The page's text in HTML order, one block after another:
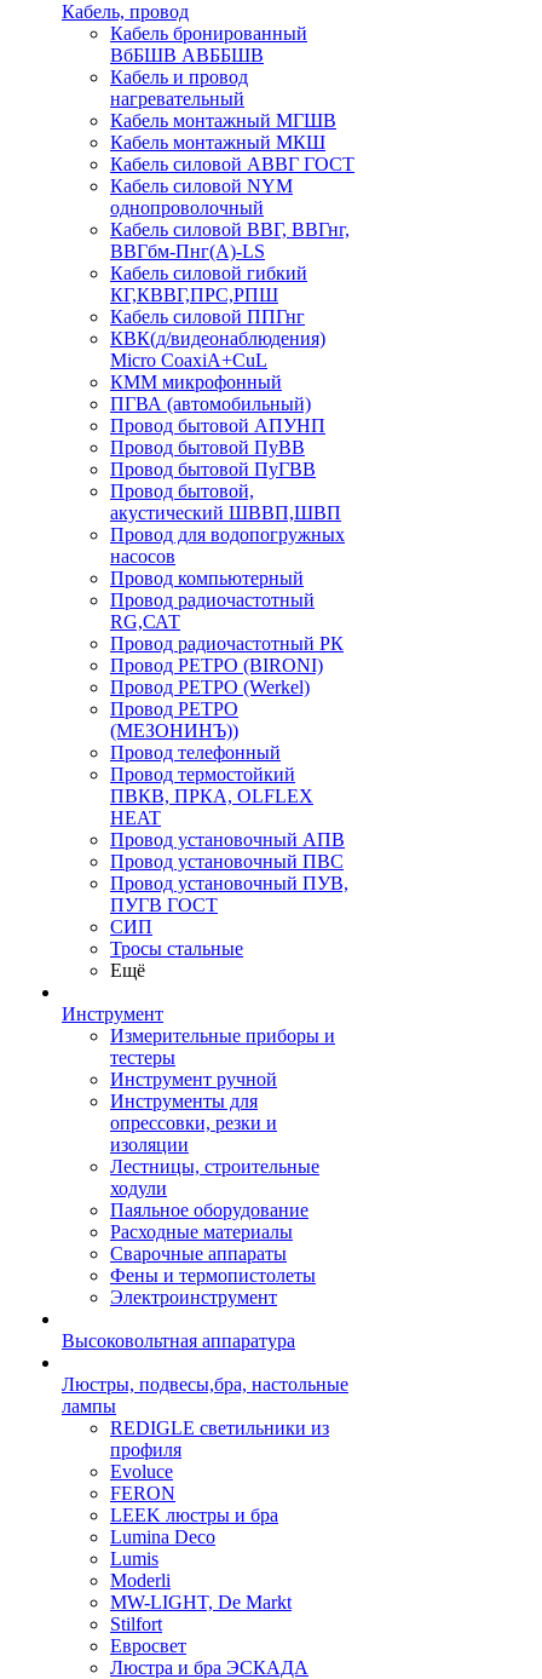
Кабель, провод
Кабель бронированный
ВбБШВ АВББШВ
Кабель и провод
нагревательный
Кабель монтажный МГШВ
Кабель монтажный МКШ
Кабель силовой АВВГ ГОСТ
Кабель силовой NYM
однопроволочный
Кабель силовой ВВГ, ВВГнг,
ВВГбм-Пнг(А)-LS
Кабель силовой гибкий
КГ,КВВГ,ПРС,РПШ
Кабель силовой ППГнг
КВК(д/видеонаблюдения)
Micro CoaxiA+CuL
КММ микрофонный
ПГВА (автомобильный)
Провод бытовой АПУНП
Провод бытовой ПуВВ
Провод бытовой ПуГВВ
Провод бытовой,
акустический ШВВП,ШВП
Провод для водопогружных
насосов
Провод компьютерный
Провод радиочастотный
RG,САТ
Провод радиочастотный РК
Провод РЕТРО (BIRONI)
Провод РЕТРО (Werkel)
Провод РЕТРО
(МЕЗОНИНЪ))
Провод телефонный
Провод термостойкий
ПВКВ, ПРКА, OLFLEX
HEAT
Провод установочный АПВ
Провод установочный ПВС
Провод установочный ПУВ,
ПУГВ ГОСТ
СИП
Тросы стальные
Ещё
Инструмент
Измерительные приборы и
тестеры
Инструмент ручной
Инструменты для
опрессовки, резки и
изоляции
Лестницы, строительные
ходули
Паяльное оборудование
Расходные материалы
Сварочные аппараты
Фены и термопистолеты
Электроинструмент
Высоковольтная аппаратура
Люстры, подвесы,бра, настольные
лампы
REDIGLE светильники из
профиля
Evoluce
FERON
LEEK люстры и бра
Lumina Deco
Lumis
Moderli
MW-LIGHT, De Markt
Stilfort
Евросвет
Люстра и бра ЭСКАДА